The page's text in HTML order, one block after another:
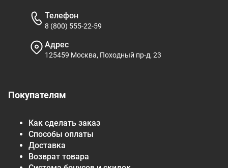
Покупателям
Как сделать заказ
Способы оплаты
Доставка
Возврат товара
Телефон
8 (800) 555-22-59
Адрес
125459 Москва, Походный пр-д, 23